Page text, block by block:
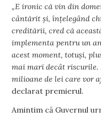
„E ironic că vin din
cântărit și, înțelegând
creditării, cred că
implementa pentru un
acest moment, totuși,
mai mari decât riscurile.
milioane de lei care vor
declarat premierul.
Amintim că Guvernul